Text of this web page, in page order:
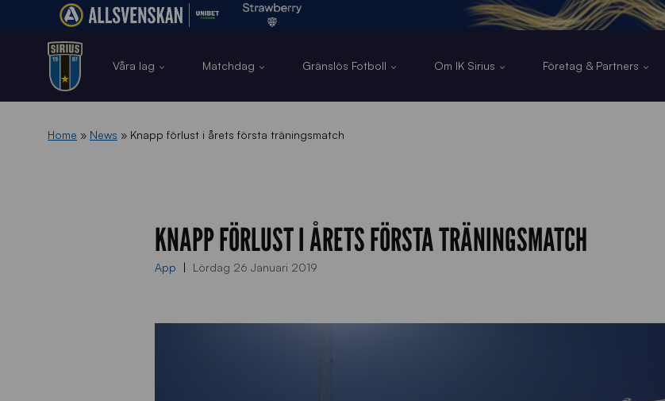
Våra lag Matchdag Gränslös Fotboll Om IK Sirius Företag & Partners
Home » News » Knapp förlust i årets första träningsmatch
KNAPP FÖRLUST I ÅRETS FÖRSTA TRÄNINGSMATCH
App Lördag 26 Januari 2019